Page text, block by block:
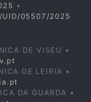
•
05507/2025
DE VISEU •
DE LEIRIA •
DA GUARDA •